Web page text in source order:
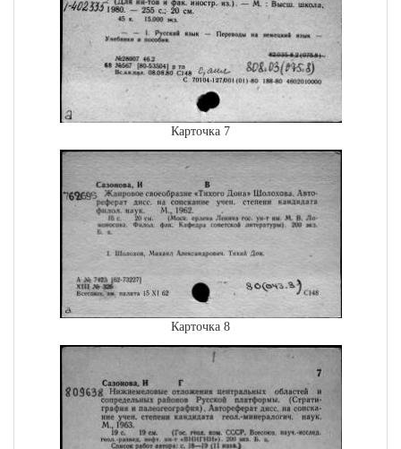
Карточка 7
Карточка 8